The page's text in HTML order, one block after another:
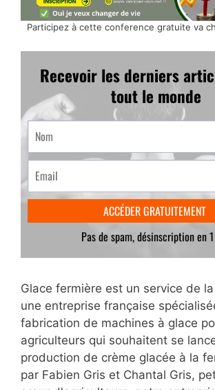
Participez à cette conference gratuite va
Glace fermière est un service de
une entreprise française
fabrication de machines à glace
agriculteurs qui souhaitent se
production de crème glacée à la
par Fabien Gris et Chantal Gris,